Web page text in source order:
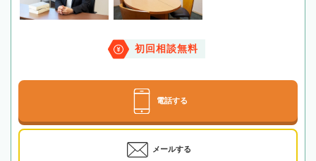
初回相談無料
電話する
メールする